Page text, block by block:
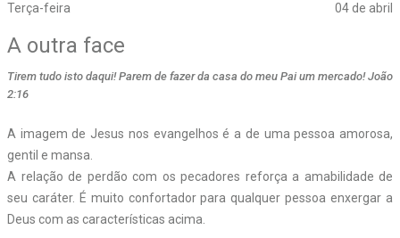
Terça-feira 04 de abril
A outra face
Tirem tudo isto daqui! Parem de fazer da casa do meu Pai um mercado! João
2:16
A imagem de Jesus nos evangelhos é a de uma pessoa amorosa,
gentil e mansa.
A relação de perdão com os pecadores reforça a amabilidade de
seu caráter. É muito confortador para qualquer pessoa enxergar a
Deus com as características acima.